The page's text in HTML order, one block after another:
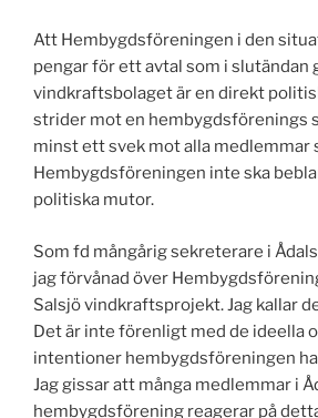
Att Hembygdsföreningen i den
pengar för ett avtal som i slutändan
vindkraftsbolaget är en direkt
strider mot en hembygdsförenings
minst ett svek mot alla
Hembygdsföreningen inte ska
politiska mutor.
Som fd mångårig sekreterare i
jag förvånad över
Salsjö vindkraftsprojekt. Jag kallar
Det är inte förenligt med de ideella
intentioner hembygdsföreningen
Jag gissar att många medlemmar i
hembygdsförening reagerar på